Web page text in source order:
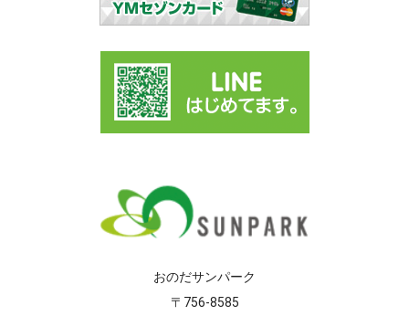
おのだサンパーク
〒756-8585